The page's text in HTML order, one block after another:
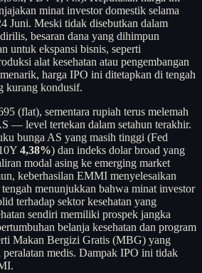
minat investor domestik selama
Juni. Meski tidak disebutkan dalam
besaran dana yang dihimpun
untuk ekspansi bisnis, seperti
alat kesehatan atau pengembangan
harga IPO ini ditetapkan di tengah
kurang kondusif.
(flat), sementara rupiah terus melemah
— level tertekan dalam setahun terakhir.
bunga AS yang masih tinggi (Fed
4,38%) dan indeks dolar broad yang
modal asing ke emerging market
keberhasilan EMMI menyelesaikan
menunjukkan bahwa minat investor
terhadap sektor kesehatan yang
sendiri memiliki prospek jangka
belanja kesehatan dan program
Makan Bergizi Gratis (MBG) yang
medis. Dampak IPO ini tidak